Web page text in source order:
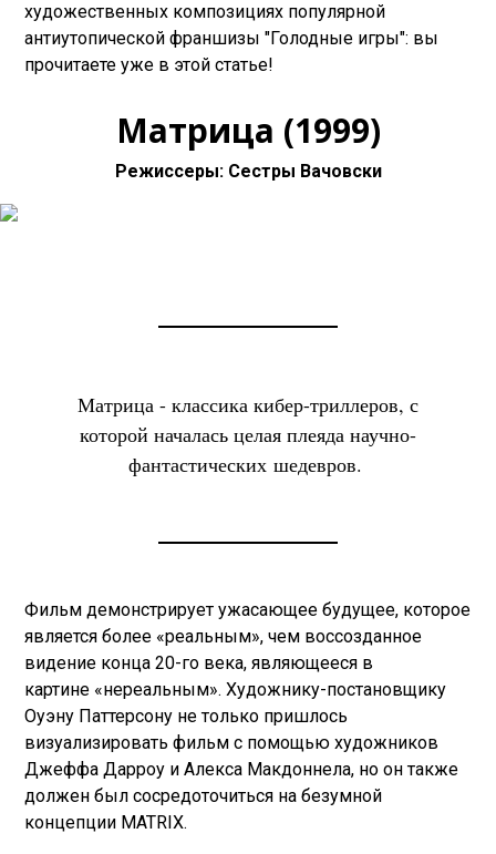
художественных композициях популярной
антиутопической франшизы "Голодные игры": вы
прочитаете уже в этой статье!
Матрица (1999)
Режиссеры: Сестры Вачовски
Матрица - классика кибер-триллеров, с
которой началась целая плеяда научно-
фантастических шедевров.
Фильм демонстрирует ужасающее будущее, которое
является более «реальным», чем воссозданное
видение конца 20-го века, являющееся в
картине «нереальным». Художнику-постановщику
Оуэну Паттерсону не только пришлось
визуализировать фильм с помощью художников
Джеффа Дарроу и Алекса Макдоннела, но он также
должен был сосредоточиться на безумной
концепции MATRIX.